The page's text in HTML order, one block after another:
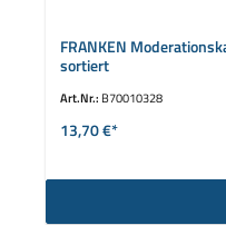
FRANKEN
sortiert
Art.Nr.: B70010328
13,70 €*